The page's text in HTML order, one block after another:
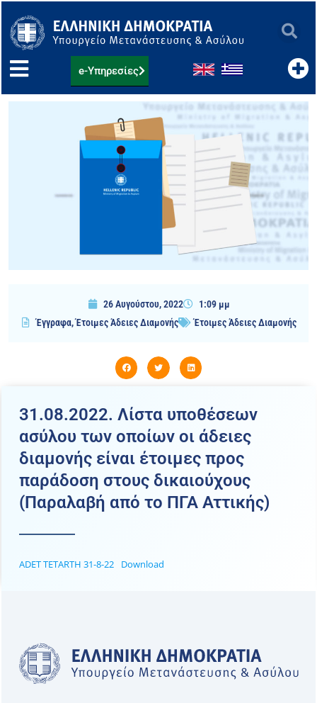
στο
περιεχόμενο
e-Υπηρεσίες
26 Αυγούστου, 2022
1:09 μμ
Έγγραφα,Έτοιμες Άδειες Διαμονής Έτοιμες Άδειες Διαμονής
31.08.2022. Λίστα υποθέσεων
ασύλου των οποίων οι άδειες
διαμονής είναι έτοιμες προς
παράδοση στους δικαιούχους
(Παραλαβή από το ΠΓΑ Αττικής)
ADET TETARTH 31-8-22 Download